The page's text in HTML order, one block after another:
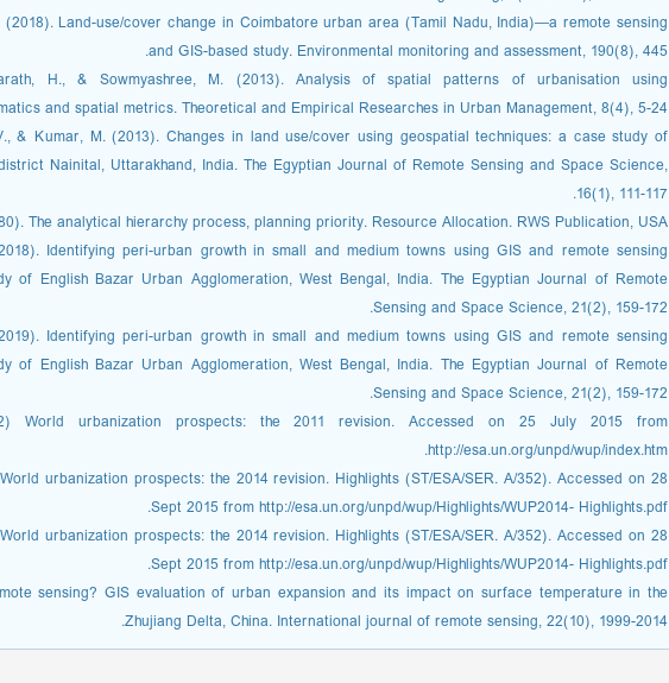
Land-use/cover change in Coimbatore urban area (Tamil Nadu, India)—a remote sensing
and GIS-based study. Environmental monitoring and assessment, 190(8), 445.
H., & Sowmyashree, M. (2013). Analysis of spatial patterns of urbanisation using
and spatial metrics. Theoretical and Empirical Researches in Urban Management, 8(4), 5-24.
& Kumar, M. (2013). Changes in land use/cover using geospatial techniques: a case study of
Nainital, Uttarakhand, India. The Egyptian Journal of Remote Sensing and Space Science,
16(1), 111-117.
The analytical hierarchy process, planning priority. Resource Allocation. RWS Publication, USA.
Identifying peri-urban growth in small and medium towns using GIS and remote sensing
of English Bazar Urban Agglomeration, West Bengal, India. The Egyptian Journal of Remote
Sensing and Space Science, 21(2), 159-172.
Identifying peri-urban growth in small and medium towns using GIS and remote sensing
of English Bazar Urban Agglomeration, West Bengal, India. The Egyptian Journal of Remote
Sensing and Space Science, 21(2), 159-172.
World urbanization prospects: the 2011 revision. Accessed on 25 July 2015 from
http://esa.un.org/unpd/wup/index.htm.
urbanization prospects: the 2014 revision. Highlights (ST/ESA/SER. A/352). Accessed on 28
Sept 2015 from http://esa.un.org/unpd/wup/Highlights/WUP2014- Highlights.pdf.
urbanization prospects: the 2014 revision. Highlights (ST/ESA/SER. A/352). Accessed on 28
Sept 2015 from http://esa.un.org/unpd/wup/Highlights/WUP2014- Highlights.pdf.
sensing? GIS evaluation of urban expansion and its impact on surface temperature in the
Zhujiang Delta, China. International journal of remote sensing, 22(10), 1999-2014.